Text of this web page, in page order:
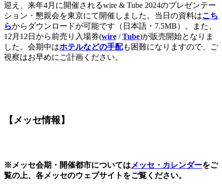
迎え、来年4月に開催されるwire & Tube 2024のプレゼンテー
ション・懇親会を東京にて開催しました。当日の資料はこち
らからダウンロードが可能です（日本語・7.5MB）。また、
12月12日から前売り入場券(wire /Tube)が販売開始となりま
した。会期中はホテルなどの手配も困難になりますので、ご
視察はお早めにご計画ください。
【メッセ情報】
※メッセ会期・開催都市についてはメッセ・カレンダーをご
覧の上、各メッセのウェブサイトをご覧ください。